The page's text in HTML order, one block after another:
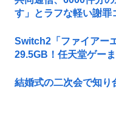
す」とラフな軽い謝罪
Switch2「ファイアー
29.5GB！任天堂ゲー
結婚式の二次会で知り